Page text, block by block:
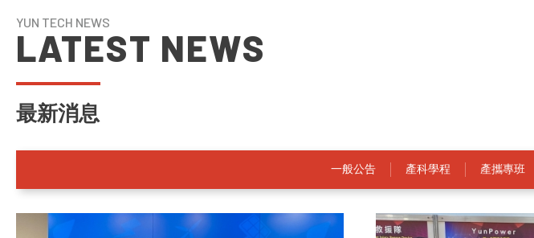
YUN TECH NEWS
LATEST NEWS
最新消息
一般公告 產科學程 產攜專班